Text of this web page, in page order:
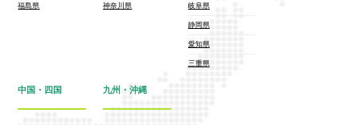
福島県 神奈川県 岐阜県
静岡県
愛知県
三重県
中国・四国 九州・沖縄